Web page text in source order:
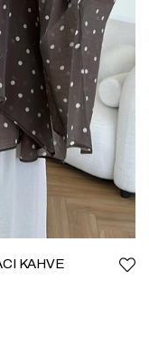
KAHVE